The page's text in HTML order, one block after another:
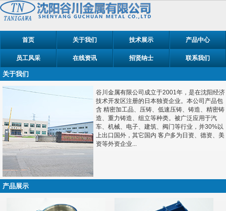
首页 关于我们 技术展示 产品中心
员工风采 在线资讯 招贤纳士 联系我们
关于我们
谷川金属有限公司成立于2001年，是在沈阳经济
技术开发区注册的日本独资企业。本公司产品包
含 精密加工品、压铸、低速压铸、铸造、精密铸
造、重力铸造、组立等种类。被广泛应用于汽
车、机械、电子、建筑、阀门等行业，并30%以
上出口国外，其它国内 客户多为日资、德资、美
资等外资企业...
产品展示